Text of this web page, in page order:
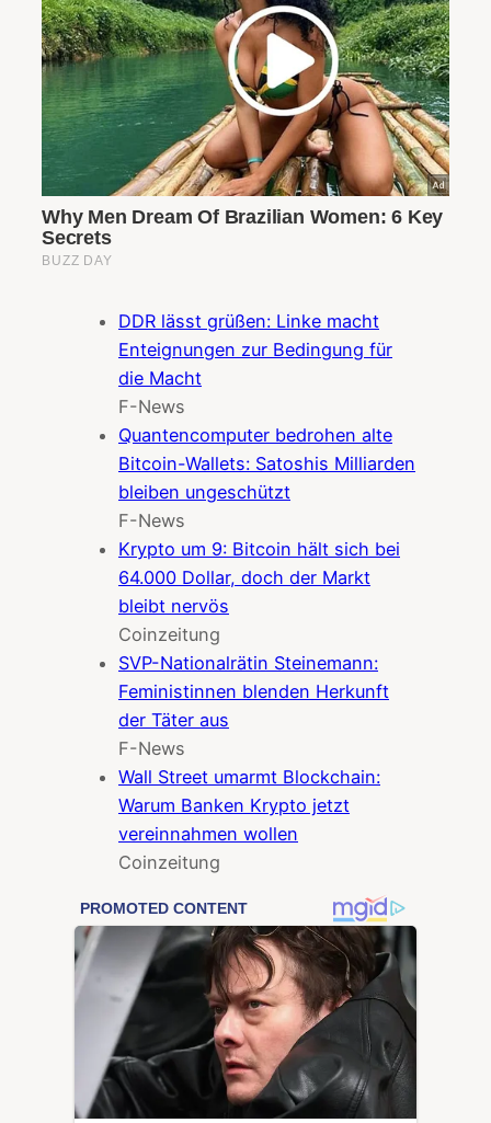
DDR lässt grüßen: Linke macht
Enteignungen zur Bedingung für
die Macht
F-News
Quantencomputer bedrohen alte
Bitcoin-Wallets: Satoshis Milliarden
bleiben ungeschützt
F-News
Krypto um 9: Bitcoin hält sich bei
64.000 Dollar, doch der Markt
bleibt nervös
Coinzeitung
SVP-Nationalrätin Steinemann:
Feministinnen blenden Herkunft
der Täter aus
F-News
Wall Street umarmt Blockchain:
Warum Banken Krypto jetzt
vereinnahmen wollen
Coinzeitung